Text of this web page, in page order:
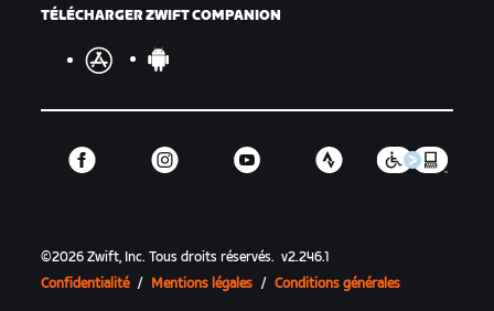
TÉLÉCHARGER ZWIFT COMPANION
©2026 Zwift, Inc.Tous droits réservés. v2.246.1
Confidentialité / Mentions légales / Conditions générales